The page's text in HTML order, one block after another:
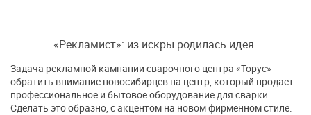
«Рекламист»: из искры родилась идея
Задача рекламной кампании сварочного центра «Торус» —
обратить внимание новосибирцев на центр, который продает
профессиональное и бытовое оборудование для сварки.
Сделать это образно, с акцентом на новом фирменном стиле.